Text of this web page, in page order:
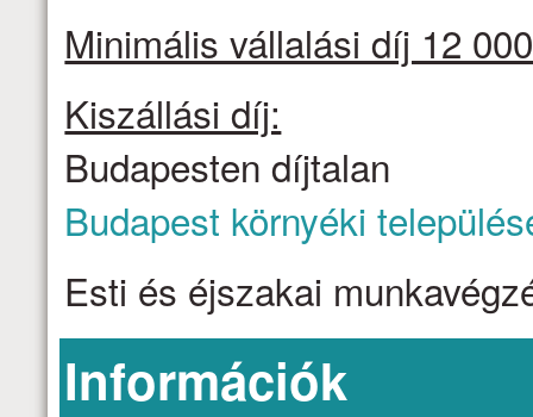
Minimális vállalási díj 12
Kiszállási díj:
Budapesten díjtalan
Budapest környéki
Esti és éjszakai
Információk